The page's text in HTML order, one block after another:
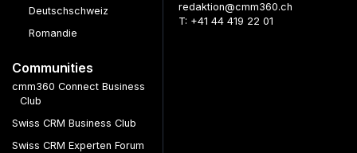
Deutschschweiz
Romandie
Communities
cmm360 Connect Business
Club
Swiss CRM Business Club
Swiss CRM Experten Forum
redaktion@cmm360.ch
T: +41 44 419 22 01